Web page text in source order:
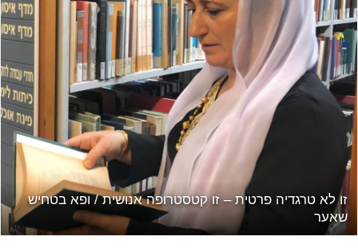
זו לא טרגדיה
שאער
בפודקאסט "בשתיים – אחת על אחת"